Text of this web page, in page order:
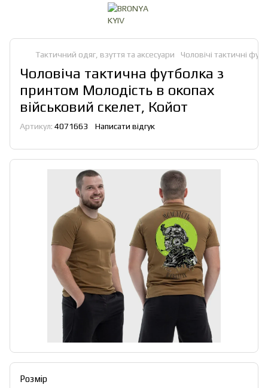
Тактичний одяг, взуття та аксесуари Чоловічі тактичні
Чоловіча тактична футболка з
принтом Молодість в окопах
військовий скелет, Койот
Артикул: 4071663 Написати відгук
Розмір